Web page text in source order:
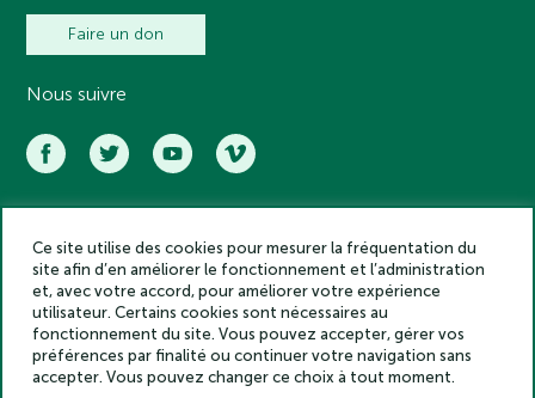
Faire un don
Nous suivre
Académie des inscriptions et belles lettres – Tous droits réservés
2025
Politique de confidentialité
Mentions légales
Crédits
Gestion des cookies
Ce site utilise des cookies pour mesurer la fréquentation du
site afin d’en améliorer le fonctionnement et l’administration
et, avec votre accord, pour améliorer votre expérience
utilisateur. Certains cookies sont nécessaires au
fonctionnement du site. Vous pouvez accepter, gérer vos
préférences par finalité ou continuer votre navigation sans
accepter. Vous pouvez changer ce choix à tout moment.